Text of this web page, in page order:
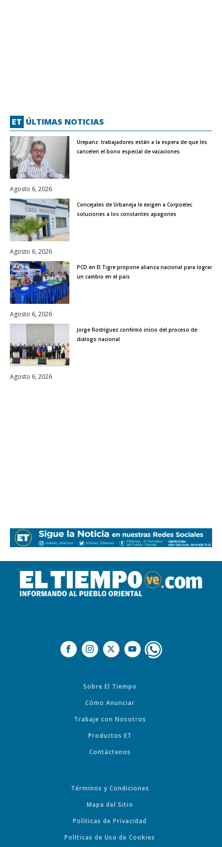
ET ÚLTIMAS NOTICIAS
Urepanz: trabajadores están a la espera de que les
cancelen el bono especial de vacaciones
Agosto 6, 2026
Concejales de Urbaneja le exigen a Corpoelec
soluciones a los constantes apagones
Agosto 6, 2026
PCD en El Tigre propone alianza nacional para lograr
un cambio en el país
Agosto 6, 2026
Jorge Rodríguez confirmó inicio del proceso de
diálogo nacional
Agosto 6, 2026
Sobre El Tiempo
Cómo Anunciar
Trabaje con Nosotros
Productos ET
Contáctenos
Términos y Condiciones
Mapa del Sitio
Políticas de Privacidad
Políticas de Uso de Cookies